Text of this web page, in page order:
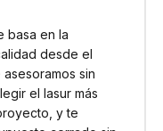
basa en la
desde el
sin
el lasur más
y te